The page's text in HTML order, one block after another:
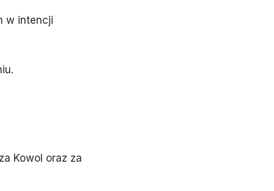
w intencji
Kowol oraz za